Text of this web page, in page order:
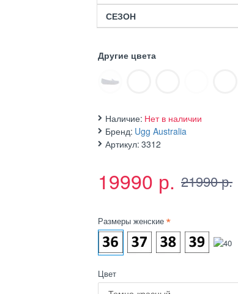
СЕЗОН
Другие цвета
Наличие: Нет в наличии
Бренд: Ugg Australia
Артикул: 3312
19990 р. 21990 р.
Размеры женские
Цвет